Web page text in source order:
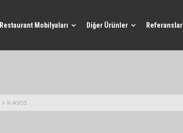
Restaurant Mobilyaları Diğer Ürünler Referanslar
K-ASOS